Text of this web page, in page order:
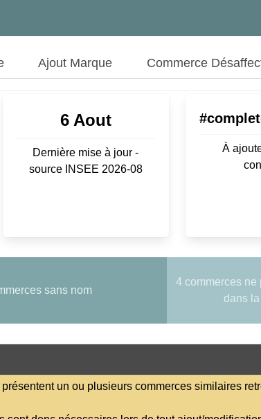
Ajout Marque Commerce
6 Aout
Dernière mise à jour -
source INSEE 2026-08
À
sans nom
4 commerces ne
dans
un ou plusieurs commerces similaires